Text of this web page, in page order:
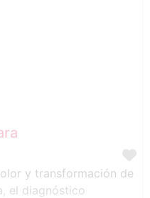
y transformación de
el diagnóstico